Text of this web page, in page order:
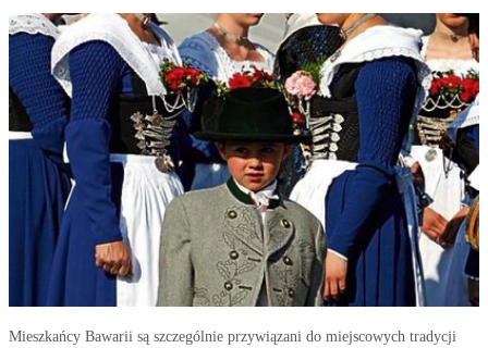
Mieszkańcy Bawarii są szczególnie przywiązani do miejscowych tradycji